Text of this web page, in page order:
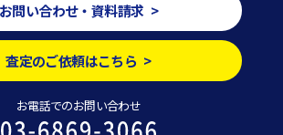
お問い合わせ・資料請求 >
査定のご依頼はこちら >
お電話でのお問い合わせ